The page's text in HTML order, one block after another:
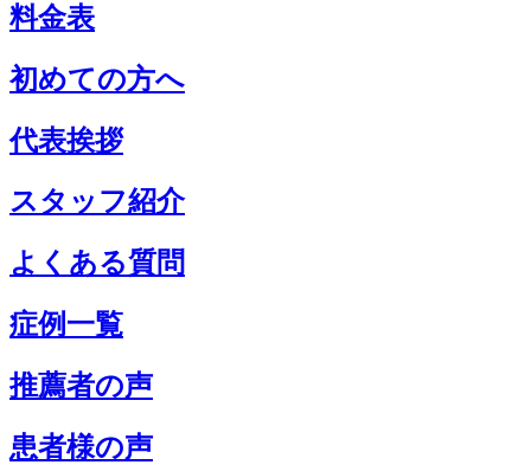
料金表
初めての方へ
代表挨拶
スタッフ紹介
よくある質問
症例一覧
推薦者の声
患者様の声